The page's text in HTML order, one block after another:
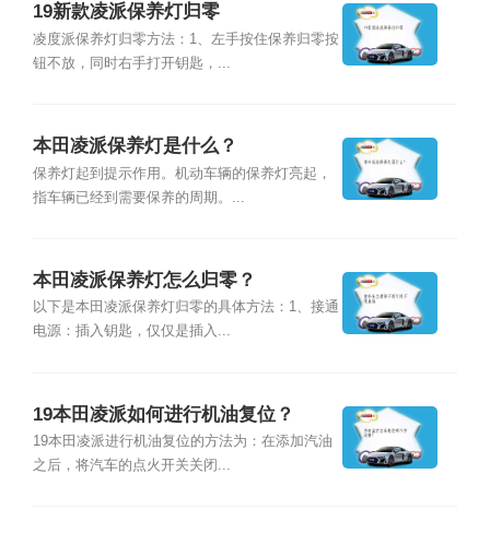
19新款凌派保养灯归零
凌度派保养灯归零方法：1、左手按住保养归零按
钮不放，同时右手打开钥匙，...
本田凌派保养灯是什么？
保养灯起到提示作用。机动车辆的保养灯亮起，
指车辆已经到需要保养的周期。...
本田凌派保养灯怎么归零？
以下是本田凌派保养灯归零的具体方法：1、接通
电源：插入钥匙，仅仅是插入...
19本田凌派如何进行机油复位？
19本田凌派进行机油复位的方法为：在添加汽油
之后，将汽车的点火开关关闭...